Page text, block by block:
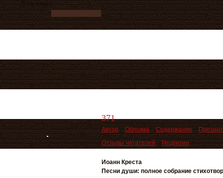
Ваш заказ
371
Автор Обложка Содержание
Отзывы читателей
Рецензии
Иоанн Креста
Песни души: полное собрание